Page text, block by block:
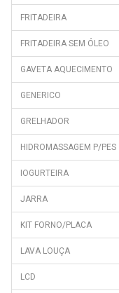
FRITADEIRA
FRITADEIRA SEM ÓLEO
GAVETA AQUECIMENTO
GENERICO
GRELHADOR
HIDROMASSAGEM P/PES
IOGURTEIRA
JARRA
KIT FORNO/PLACA
LAVA LOUÇA
LCD